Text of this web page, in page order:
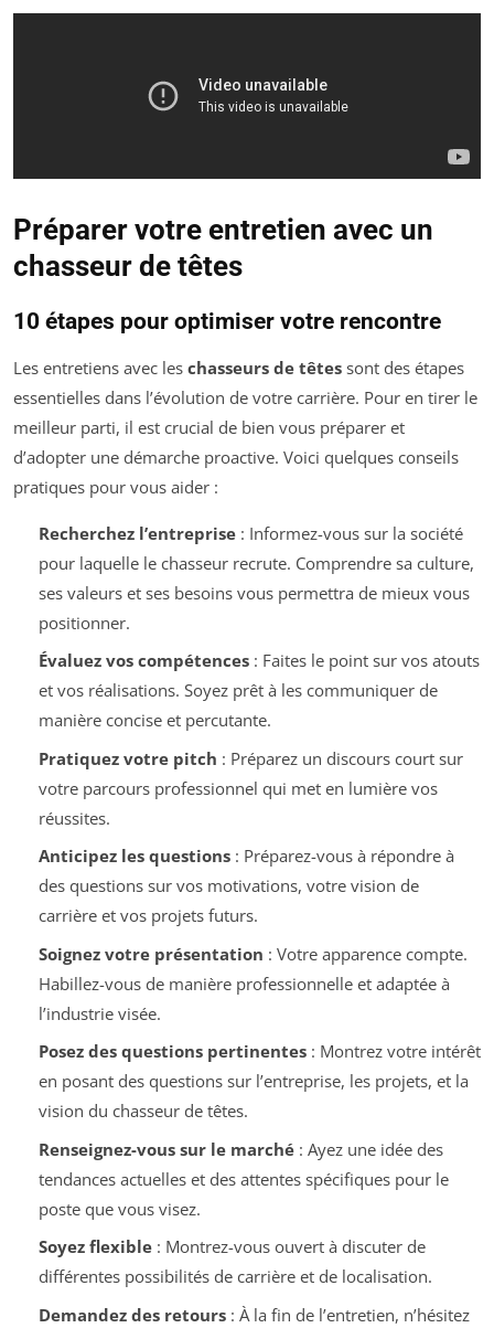
Préparer votre entretien avec un
chasseur de têtes
10 étapes pour optimiser votre rencontre
Les entretiens avec les chasseurs de têtes sont des étapes
essentielles dans l’évolution de votre carrière. Pour en tirer le
meilleur parti, il est crucial de bien vous préparer et
d’adopter une démarche proactive. Voici quelques conseils
pratiques pour vous aider :
Recherchez l’entreprise: Informez-vous sur la société
pour laquelle le chasseur recrute. Comprendre sa culture,
ses valeurs et ses besoins vous permettra de mieux vous
positionner.
Évaluez vos compétences: Faites le point sur vos atouts
et vos réalisations. Soyez prêt à les communiquer de
manière concise et percutante.
Pratiquez votre pitch : Préparez un discours court sur
votre parcours professionnel qui met en lumière vos
réussites.
Anticipez les questions: Préparez-vous à répondre à
des questions sur vos motivations, votre vision de
carrière et vos projets futurs.
Soignez votre présentation : Votre apparence compte.
Habillez-vous de manière professionnelle et adaptée à
l’industrie visée.
Posez des questions pertinentes: Montrez votre intérêt
en posant des questions sur l’entreprise, les projets, et la
vision du chasseur de têtes.
Renseignez-vous sur le marché: Ayez une idée des
tendances actuelles et des attentes spécifiques pour le
poste que vous visez.
Soyez flexible: Montrez-vous ouvert à discuter de
différentes possibilités de carrière et de localisation.
Demandez des retours: À la fin de l’entretien, n’hésitez